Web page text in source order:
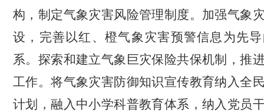
构，制定气象灾害风险管理制度。加强气象
设，完善以红、橙气象灾害预警信息为先
系。探索和建立气象巨灾保险共保机制，推
工作。将气象灾害防御知识宣传教育纳入全
计划，融入中小学科普教育体系，纳入党员